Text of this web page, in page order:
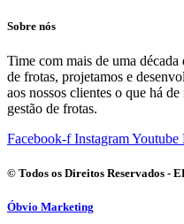
Sobre nós
Time com mais de uma
de frotas, projetamos e
aos nossos clientes o que há
gestão de frotas.
Facebook-f InstagramYoutube
© Todos os Direitos Reservados -
Óbvio Marketing